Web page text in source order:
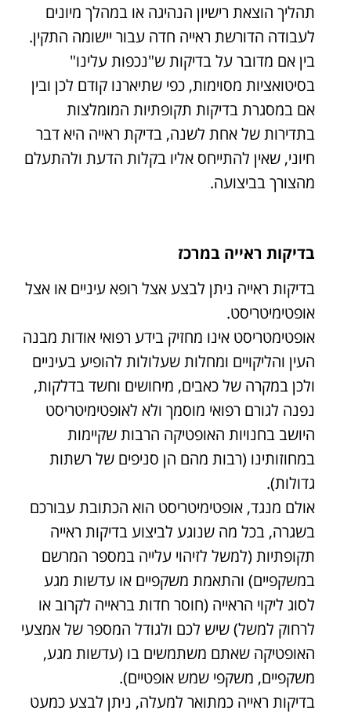
תהליך הוצאת רישיון הנהיגה או במהלך מיונים
לעבודה הדורשת ראייה חדה עבור יישומה התקין.
בין אם מדובר על בדיקות ש"נכפות עלינו"
בסיטואציות מסוימות, כפי שתיארנו קודם לכן ובין
אם במסגרת בדיקות תקופתיות המומלצות
בתדירות של אחת לשנה, בדיקת ראייה היא דבר
חיוני, שאין להתייחס אליו בקלות הדעת ולהתעלם
מהצורך בביצועה.
בדיקות ראייה במרכז
בדיקות ראייה ניתן לבצע אצל רופא עיניים או אצל
אופטימיטריסט.
אופטימטריסט אינו מחזיק בידע רפואי אודות מבנה
העין והליקויים ומחלות שעלולות להופיע בעיניים
ולכן במקרה של כאבים, מיחושים וחשד בדלקות,
נפנה לגורם רפואי מוסמך ולא לאופטימיטריסט
היושב בחנויות האופטיקה הרבות שקיימות
במחוזותינו (רבות מהם הן סניפים של רשתות
גדולות).
אולם מנגד, אופטימיטריסט הוא הכתובת עבורכם
בשגרה, בכל מה שנוגע לביצוע בדיקות ראייה
תקופתיות (למשל לזיהוי עלייה במספר המרשם
במשקפיים) והתאמת משקפיים או עדשות מגע
לסוג ליקוי הראייה (חוסר חדות בראייה לקרוב או
לרחוק למשל) שיש לכם ולגודל המספר של אמצעי
האופטיקה שאתם משתמשים בו (עדשות מגע,
משקפיים, משקפי שמש אופטיים).
בדיקות ראייה כמתואר למעלה, ניתן לבצע כמעט